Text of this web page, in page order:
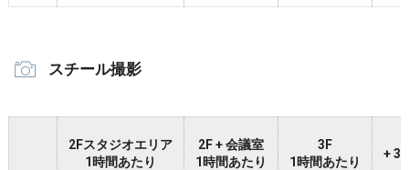
スチール撮影
2Fスタジオエリア
1時間あたり
2F + 会議室
1時間あたり
3F
1時間あたり
+